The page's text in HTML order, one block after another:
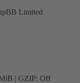
Limited
| GZIP: Off